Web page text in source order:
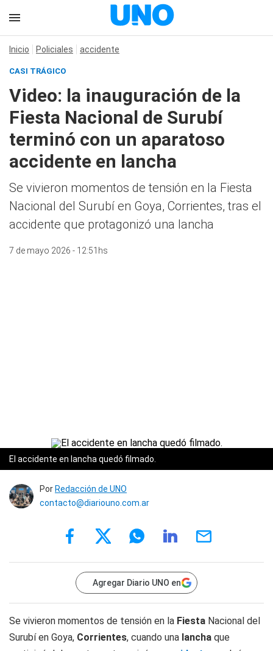
Inicio Policiales accidente
CASI TRÁGICO
Video: la inauguración de la
Fiesta Nacional de Surubí
terminó con un aparatoso
accidente en lancha
Se vivieron momentos de tensión en la Fiesta
Nacional del Surubí en Goya, Corrientes, tras el
accidente que protagonizó una lancha
7 de mayo 2026 - 12:51hs
El accidente en lancha quedó filmado.
Por Redacción de UNO
contacto@diariouno.com.ar
Agregar Diario UNO en
Se vivieron momentos de tensión en la Fiesta Nacional del
Surubí en Goya, Corrientes, cuando una lancha que